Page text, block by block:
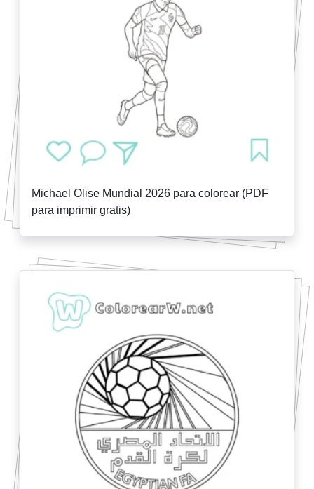
Michael Olise Mundial 2026 para colorear (PDF
para imprimir gratis)